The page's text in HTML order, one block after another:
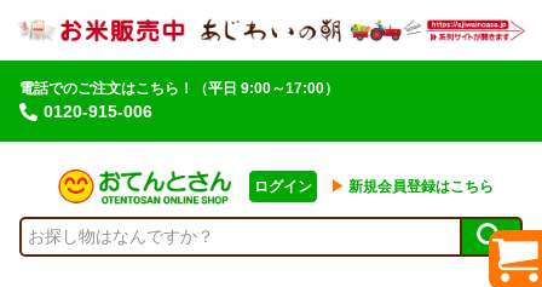
電話でのご注文はこちら！
0120-915-006
（平日 9:00～17:00）
ログイン ▶︎ 新規会員登録はこちら